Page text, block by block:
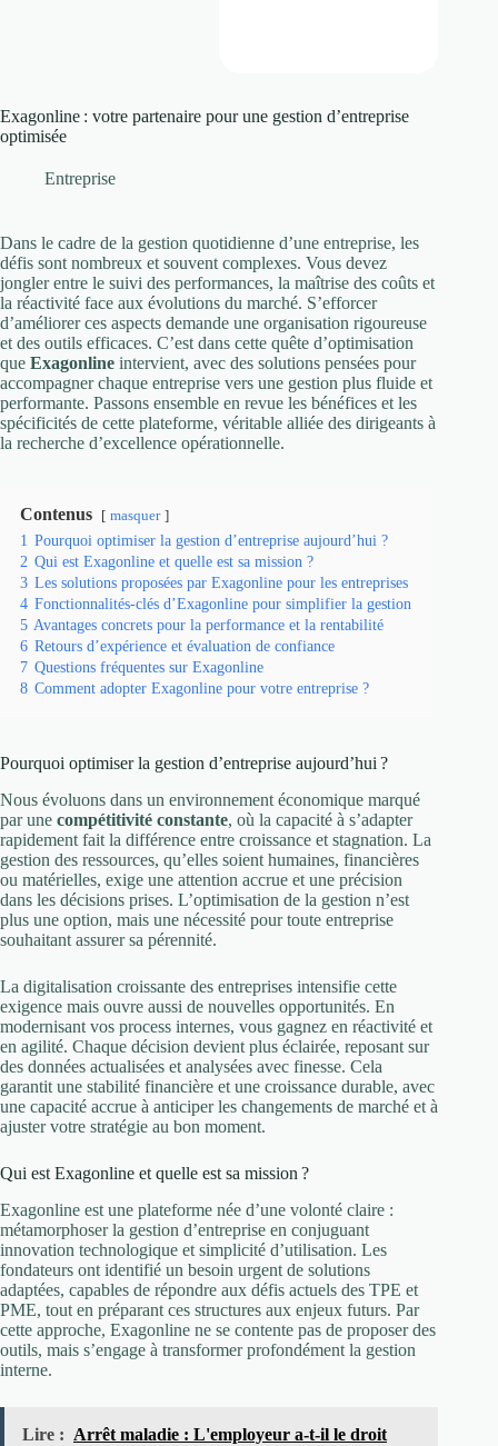
Exagonline : votre partenaire pour une gestion d’entreprise
optimisée
Entreprise
Dans le cadre de la gestion quotidienne d’une entreprise, les
défis sont nombreux et souvent complexes. Vous devez
jongler entre le suivi des performances, la maîtrise des coûts et
la réactivité face aux évolutions du marché. S’efforcer
d’améliorer ces aspects demande une organisation rigoureuse
et des outils efficaces. C’est dans cette quête d’optimisation
que Exagonline intervient, avec des solutions pensées pour
accompagner chaque entreprise vers une gestion plus fluide et
performante. Passons ensemble en revue les bénéfices et les
spécificités de cette plateforme, véritable alliée des dirigeants à
la recherche d’excellence opérationnelle.
Contenus masquer
1 Pourquoi optimiser la gestion d’entreprise aujourd’hui ?
2 Qui est Exagonline et quelle est sa mission ?
3 Les solutions proposées par Exagonline pour les entreprises
4 Fonctionnalités-clés d’Exagonline pour simplifier la gestion
5 Avantages concrets pour la performance et la rentabilité
6 Retours d’expérience et évaluation de confiance
7 Questions fréquentes sur Exagonline
8 Comment adopter Exagonline pour votre entreprise ?
Pourquoi optimiser la gestion d’entreprise aujourd’hui ?
Nous évoluons dans un environnement économique marqué
par une compétitivité constante, où la capacité à s’adapter
rapidement fait la différence entre croissance et stagnation. La
gestion des ressources, qu’elles soient humaines, financières
ou matérielles, exige une attention accrue et une précision
dans les décisions prises. L’optimisation de la gestion n’est
plus une option, mais une nécessité pour toute entreprise
souhaitant assurer sa pérennité.
La digitalisation croissante des entreprises intensifie cette
exigence mais ouvre aussi de nouvelles opportunités. En
modernisant vos process internes, vous gagnez en réactivité et
en agilité. Chaque décision devient plus éclairée, reposant sur
des données actualisées et analysées avec finesse. Cela
garantit une stabilité financière et une croissance durable, avec
une capacité accrue à anticiper les changements de marché et à
ajuster votre stratégie au bon moment.
Qui est Exagonline et quelle est sa mission ?
Exagonline est une plateforme née d’une volonté claire :
métamorphoser la gestion d’entreprise en conjuguant
innovation technologique et simplicité d’utilisation. Les
fondateurs ont identifié un besoin urgent de solutions
adaptées, capables de répondre aux défis actuels des TPE et
PME, tout en préparant ces structures aux enjeux futurs. Par
cette approche, Exagonline ne se contente pas de proposer des
outils, mais s’engage à transformer profondément la gestion
interne.
Lire : Arrêt maladie : L'employeur a-t-il le droit